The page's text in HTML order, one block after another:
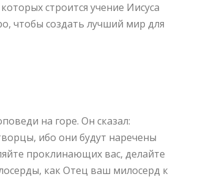
строится учение Иисуса
чтобы создать лучший мир для
на горе. Он сказал:
ибо они будут наречены
проклинающих вас, делайте
как Отец ваш милосерд к